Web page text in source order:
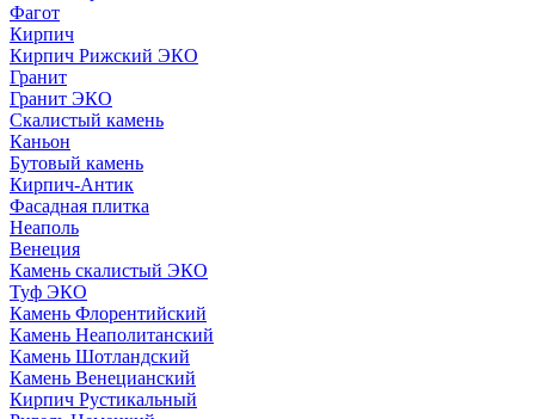
Фагот
Кирпич
Кирпич Рижский ЭКО
Гранит
Гранит ЭКО
Скалистый камень
Каньон
Бутовый камень
Кирпич-Антик
Фасадная плитка
Неаполь
Венеция
Камень скалистый ЭКО
Туф ЭКО
Камень Флорентийский
Камень Неаполитанский
Камень Шотландский
Камень Венецианский
Кирпич Рустикальный